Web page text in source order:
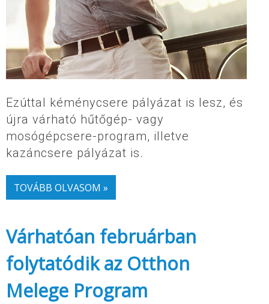
Ezúttal kéménycsere pályázat is lesz, és
újra várható hűtőgép- vagy
mosógépcsere-program, illetve
kazáncsere pályázat is.
TOVÁBB OLVASOM »
Várhatóan februárban
folytatódik az Otthon
Melege Program